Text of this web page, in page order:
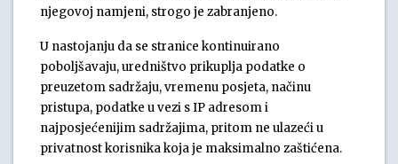
njegovoj namjeni, strogo je zabranjeno.
U nastojanju da se stranice kontinuirano
poboljšavaju, uredništvo prikuplja podatke o
preuzetom sadržaju, vremenu posjeta, načinu
pristupa, podatke u vezi s IP adresom i
najposjećenijim sadržajima, pritom ne ulazeći u
privatnost korisnika koja je maksimalno zaštićena.